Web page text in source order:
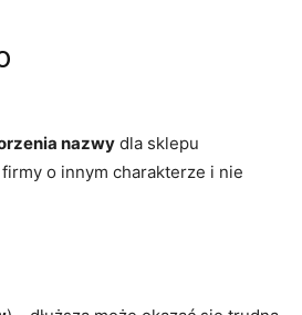
nazwy dla sklepu
o innym charakterze i nie